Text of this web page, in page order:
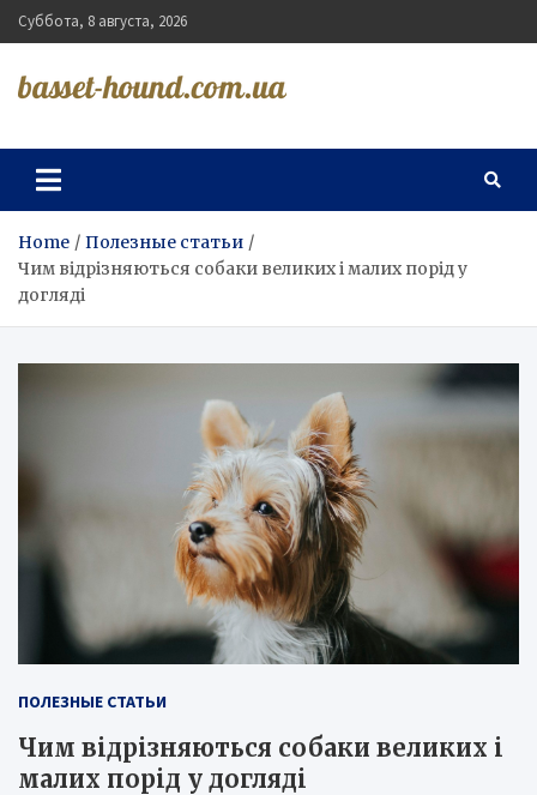
Skip
to
Суббота, 8 августа, 2026
basset-hound.com.ua
Home
Полезные статьи
Чим відрізняються собаки великих і малих порід у
догляді
ПОЛЕЗНЫЕ СТАТЬИ
Чим відрізняються собаки великих і
малих порід у догляді